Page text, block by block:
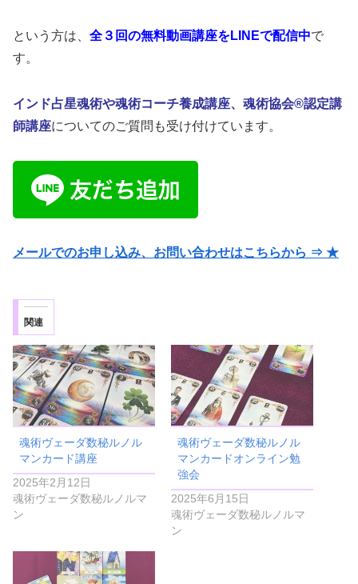
という方は、 全３回の無料動画講座をLINEで配信中で
す。
インド占星魂術や魂術コーチ養成講座、魂術協会®認定講
師講座についてのご質問も受け付けています。
メールでのお申し込み、お問い合わせはこちらから ⇒ ★
関連
魂術ヴェーダ数秘ルノル
マンカード講座
2025年2月12日
魂術ヴェーダ数秘ルノルマ
ン
魂術ヴェーダ数秘ルノル
マンカードオンライン勉
強会
2025年6月15日
魂術ヴェーダ数秘ルノルマ
ン